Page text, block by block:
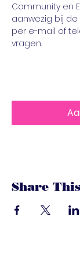
Community en
aanwezig bij de
per e-mail of
vragen.
Share